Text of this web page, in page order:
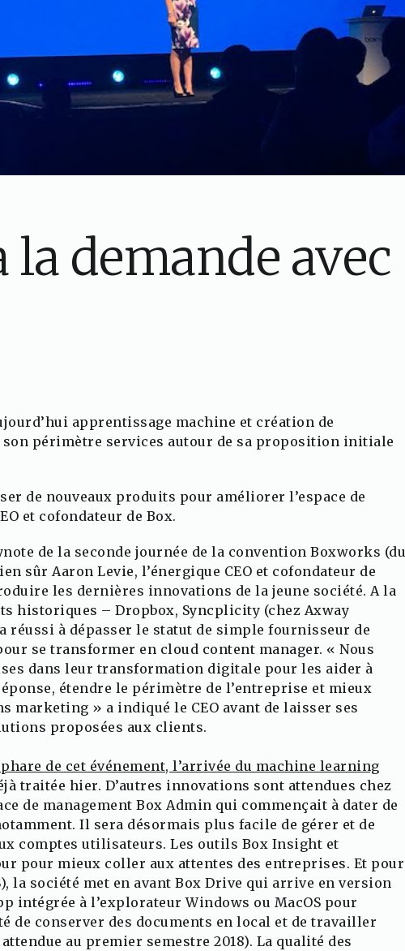
demande avec
apprentissage machine et création de
périmètre services autour de sa proposition initiale
de nouveaux produits pour améliorer l’espace de
et cofondateur de Box.
de la seconde journée de la convention Boxworks (du
sûr Aaron Levie, l’énergique CEO et cofondateur de
les dernières innovations de la jeune société. A la
historiques – Dropbox, Syncplicity (chez Axway
réussi à dépasser le statut de simple fournisseur de
se transformer en cloud content manager. « Nous
dans leur transformation digitale pour les aider à
étendre le périmètre de l’entreprise et mieux
marketing » a indiqué le CEO avant de laisser ses
proposées aux clients.
de cet événement, l’arrivée du machine learning
traitée hier. D’autres innovations sont attendues chez
de management Box Admin qui commençait à dater de
Il sera désormais plus facile de gérer et de
comptes utilisateurs. Les outils Box Insight et
pour mieux coller aux attentes des entreprises. Et pour
la société met en avant Box Drive qui arrive en version
intégrée à l’explorateur Windows ou MacOS pour
de conserver des documents en local et de travailler
au premier semestre 2018). La qualité des